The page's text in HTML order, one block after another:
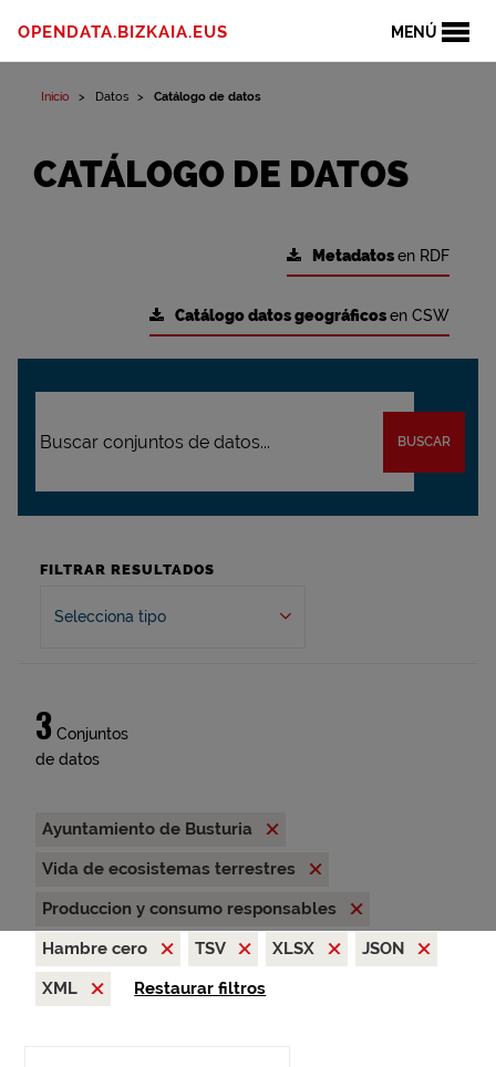
MENÚ
OPENDATA.BIZKAIA.EUS
Inicio Datos Catálogo de datos
CATÁLOGO DE DATOS
Metadatosen RDF
Catálogo datos geográficosen CSW
BUSCAR
FILTRAR RESULTADOS
Selecciona tipo
3 Conjuntos
de datos
Ayuntamiento de Busturia
Vida de ecosistemas terrestres
Produccion y consumo responsables
Hambre cero
TSV XLSX
JSON
XML
Restaurar filtros